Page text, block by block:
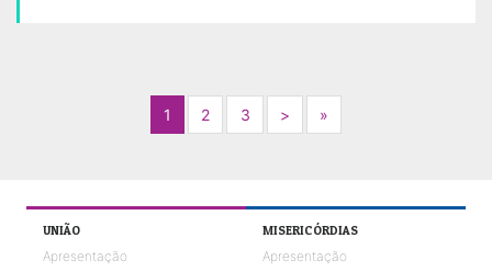
1 2 3 >Next»
UNIÃO
Apresentação
MISERICÓRDIAS
Apresentação